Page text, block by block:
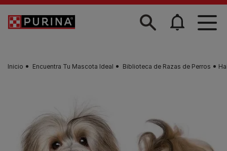
Skip to main content
Inicio Encuentra Tu Mascota Ideal Biblioteca de Razas de Perros